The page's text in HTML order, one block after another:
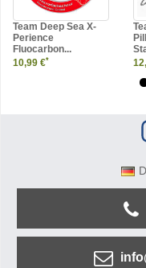
Team Deep Sea X-
Perience
Fluocarbon...
10,99 €*